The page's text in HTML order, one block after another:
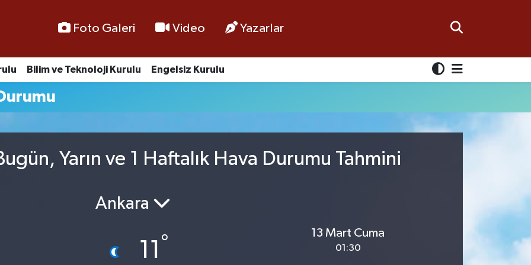
Foto Galeri Video Yazarlar
Bilim ve Teknoloji Kurulu Engelsiz Kurulu
Yarın ve 1 Haftalık Hava Durumu Tahmini
Ankara
11 °
13 Mart Cuma
01:30